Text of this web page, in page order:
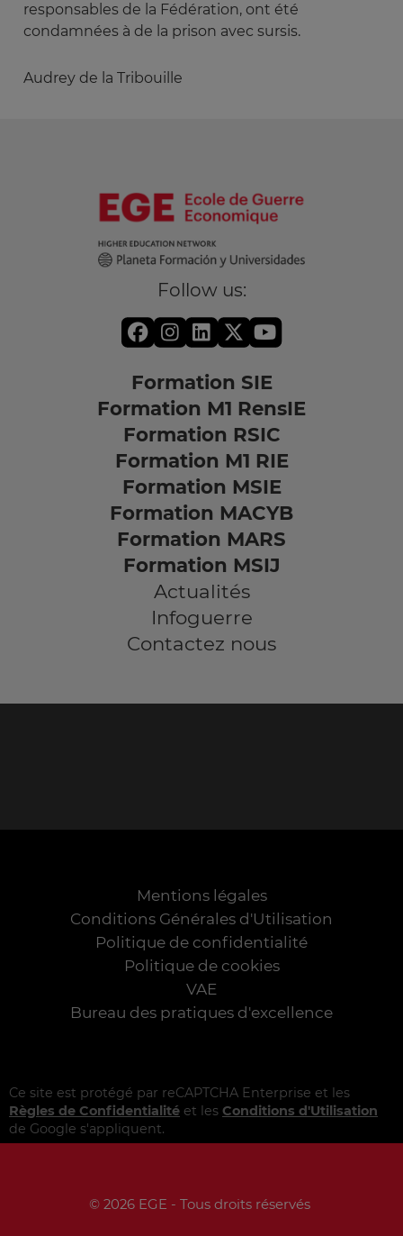
responsables de la Fédération, ont été
condamnées à de la prison avec sursis.
Audrey de la Tribouille
Follow us:
Formation SIE
Formation M1 RensIE
Formation RSIC
Formation M1 RIE
Formation MSIE
Formation MACYB
Formation MARS
Formation MSIJ
Actualités
Infoguerre
Contactez nous
Mentions légales
Conditions Générales d'Utilisation
Politique de confidentialité
Politique de cookies
VAE
Bureau des pratiques d'excellence
Ce site est protégé par reCAPTCHA Enterprise et les
Règles de Confidentialité et les Conditions d'Utilisation
de Google s'appliquent.
© 2026 EGE - Tous droits réservés